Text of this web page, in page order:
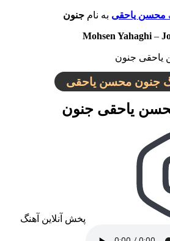
محسن یاحقی به نام جنون
Mohsen Yahaghi–
جنون محسن یاحقی
یاحقی جنون
پخش آنلاین آهنگ